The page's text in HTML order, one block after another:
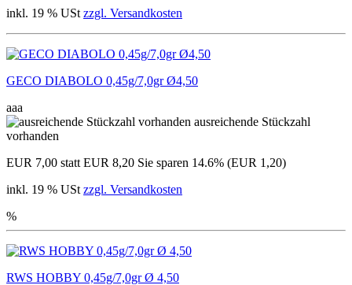
inkl. 19 % USt zzgl. Versandkosten
GECO DIABOLO 0,45g/7,0gr Ø4,50
aaa
ausreichende Stückzahl
vorhanden
EUR 7,00 statt EUR 8,20 Sie sparen 14.6% (EUR 1,20)
inkl. 19 % USt zzgl. Versandkosten
%
RWS HOBBY 0,45g/7,0gr Ø 4,50